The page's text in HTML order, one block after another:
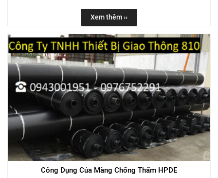
Xem thêm ››
Công Dụng Của Màng Chống Thấm HPDE